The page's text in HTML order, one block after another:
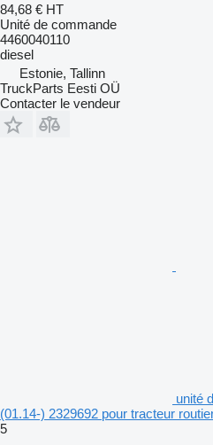
84,68 € HT
Unité de commande
4460040110
diesel
Estonie, Tallinn
TruckParts Eesti OÜ
Contacter le vendeur
unité
(01.14-) 2329692 pour tracteur
5